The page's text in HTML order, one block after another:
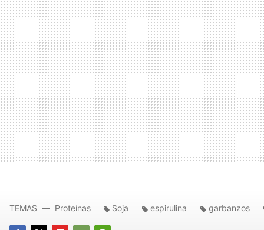
TEMAS Proteínas Soja espirulina garbanzos